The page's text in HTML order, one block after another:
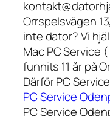
Orrspelsvägen
inte dator? Vi
Mac PC Service
funnits 11 år på
Därför PC
PC Service
PC Service